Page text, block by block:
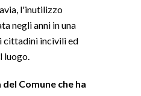
l'inutilizzo
negli anni in una
cittadini incivili ed
luogo.
Comune che ha